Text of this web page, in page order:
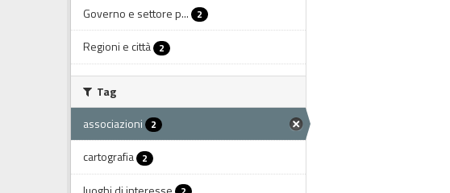
Governo e settore p...
2
Regioni e città 2
Tag
associazioni
2
cartografia 2